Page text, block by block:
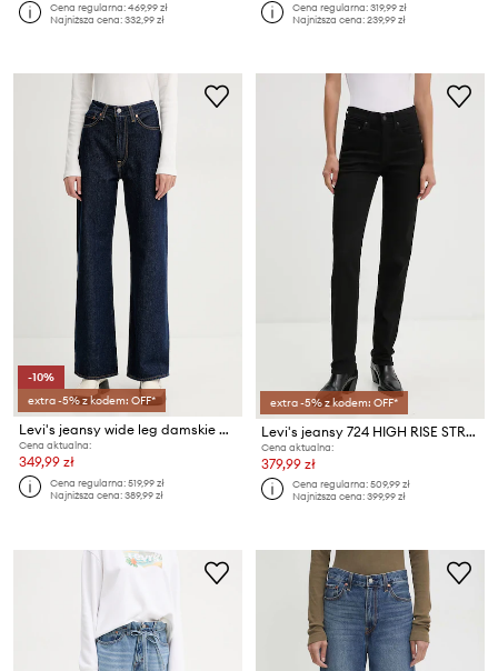
Cena regularna:469,99 zł
Najniższa cena:332,99 zł
Cena regularna:319,99 zł
Najniższa cena:239,99 zł
-10%
extra -5% z kodem: OFF*
Levi's jeansy wide leg damskie RIBCAGE WIDE LEG
Cena aktualna:
349,99 zł
Cena regularna:519,99 zł
Najniższa cena:389,99 zł
extra -5% z kodem: OFF*
Levi's jeansy 724 HIGH RISE STRAIGHT
Cena aktualna:
379,99 zł
Cena regularna:509,99 zł
Najniższa cena:399,99 zł